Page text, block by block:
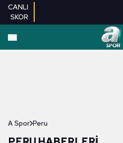
CANLI
SKOR
A Spor Peru